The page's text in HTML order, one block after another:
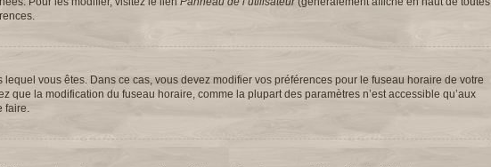
vous êtes. Dans ce cas, vous devez modifier vos préférences pour le fuseau horaire de votre
que la modification du fuseau horaire, comme la plupart des paramètres n’est accessible qu’aux
faire.